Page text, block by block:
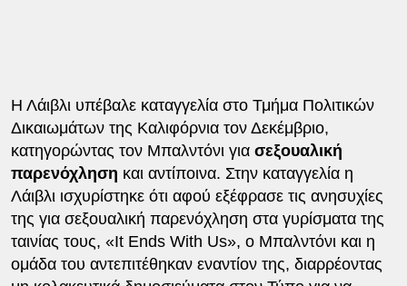
Η Λάιβλι υπέβαλε καταγγελία στο Τμήμα Πολιτικών
Δικαιωμάτων της Καλιφόρνια τον Δεκέμβριο,
κατηγορώντας τον Μπαλντόνι για σεξουαλική
παρενόχληση και αντίποινα. Στην καταγγελία η
Λάιβλι ισχυρίστηκε ότι αφού εξέφρασε τις ανησυχίες
της για σεξουαλική παρενόχληση στα γυρίσματα της
ταινίας τους, «It Ends With Us», ο Μπαλντόνι και η
ομάδα του αντεπιτέθηκαν εναντίον της, διαρρέοντας